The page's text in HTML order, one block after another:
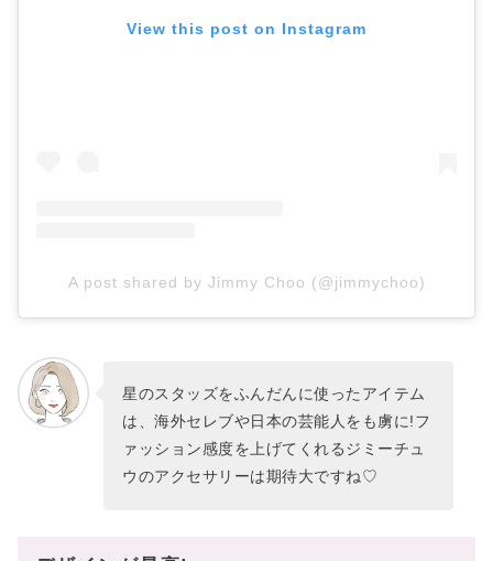
View this post on Instagram
A post shared by Jimmy Choo (@jimmychoo)
星のスタッズをふんだんに使ったアイテム
は、海外セレブや日本の芸能人をも虜に!フ
ァッション感度を上げてくれるジミーチュ
ウのアクセサリーは期待大ですね♡